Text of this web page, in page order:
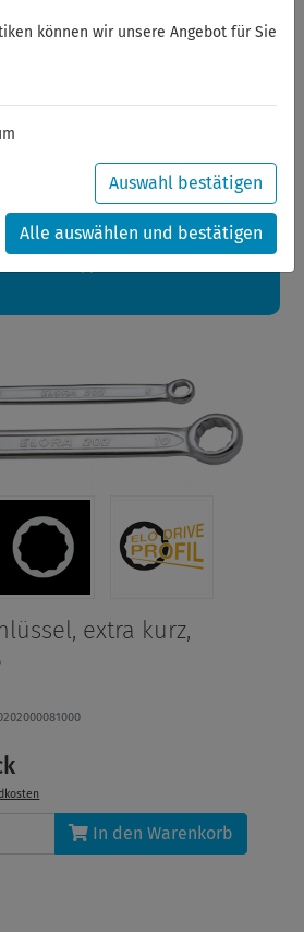
geehrte Kunden,
in diesem Zeitraum werden ab dem
verschickt.
schöne Sommerpause
extra kurz,
In den Warenkorb
können wir unsere Angebot für Sie
Auswahl bestätigen
Alle auswählen und bestätigen